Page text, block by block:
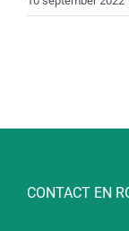
CONTACT EN